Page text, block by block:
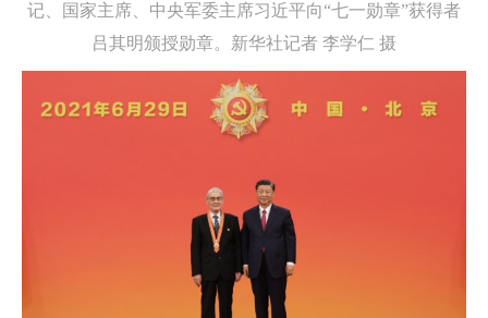
记、国家主席、中央军委主席习近平向“七一勋章”获得者
吕其明颁授勋章。新华社记者 李学仁 摄